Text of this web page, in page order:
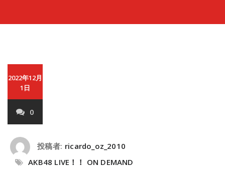
2022年12月
1日
0
投稿者: ricardo_oz_2010
AKB48 LIVE！！ ON DEMAND